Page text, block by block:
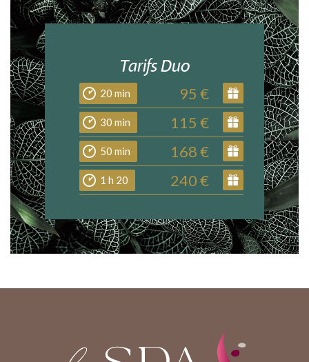
Tarifs Duo
20 min 95 €
30 min 115 €
50 min 168 €
1 h 20 240 €